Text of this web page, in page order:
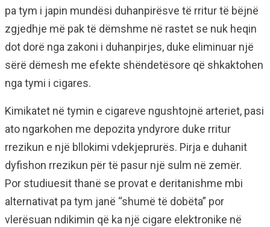
pa tym i japin mundësi duhanpirësve të rritur të bëjnë
zgjedhje më pak të dëmshme në rastet se nuk heqin
dot dorë nga zakoni i duhanpirjes, duke eliminuar një
sërë dëmesh me efekte shëndetësore që shkaktohen
nga tymi i cigares.
Kimikatet në tymin e cigareve ngushtojnë arteriet, pasi
ato ngarkohen me depozita yndyrore duke rritur
rrezikun e një bllokimi vdekjeprurës. Pirja e duhanit
dyfishon rrezikun për të pasur një sulm në zemër.
Por studiuesit thanë se provat e deritanishme mbi
alternativat pa tym janë “shumë të dobëta” por
vlerësuan ndikimin që ka një cigare elektronike në